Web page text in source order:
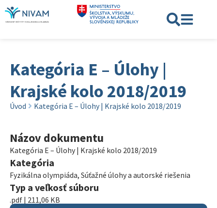
Kategória E – Úlohy |
Krajské kolo 2018/2019
Úvod Kategória E – Úlohy | Krajské kolo 2018/2019
Názov dokumentu
Kategória E – Úlohy | Krajské kolo 2018/2019
Kategória
Fyzikálna olympiáda, Súťažné úlohy a autorské riešenia
Typ a veľkosť súboru
.pdf | 211,06 KB